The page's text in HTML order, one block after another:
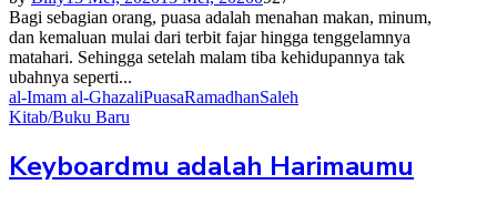
Bagi sebagian orang, puasa adalah menahan makan, minum,
dan kemaluan mulai dari terbit fajar hingga tenggelamnya
matahari. Sehingga setelah malam tiba kehidupannya tak
ubahnya seperti...
al-Imam al-GhazaliPuasaRamadhanSaleh
Kitab/Buku Baru
Keyboardmu adalah Harimaumu